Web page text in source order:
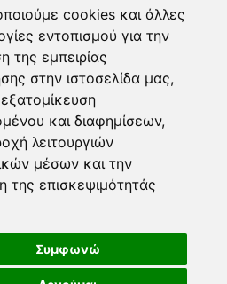
cookies και άλλες
εντοπισμού για την
της εμπειρίας
στην ιστοσελίδα μας,
και διαφημίσεων,
λειτουργιών
μέσων και την
της επισκεψιμότητάς
Συμφωνώ